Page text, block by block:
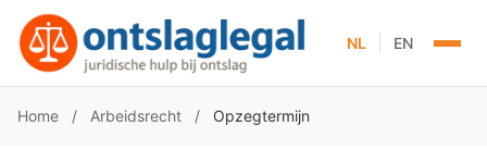
NL EN
Home / Arbeidsrecht / Opzegtermijn